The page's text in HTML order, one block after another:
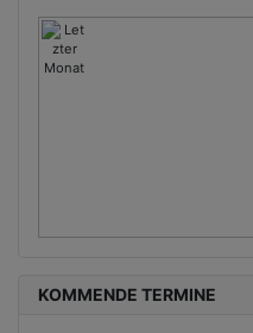
KOMMENDE TERMINE